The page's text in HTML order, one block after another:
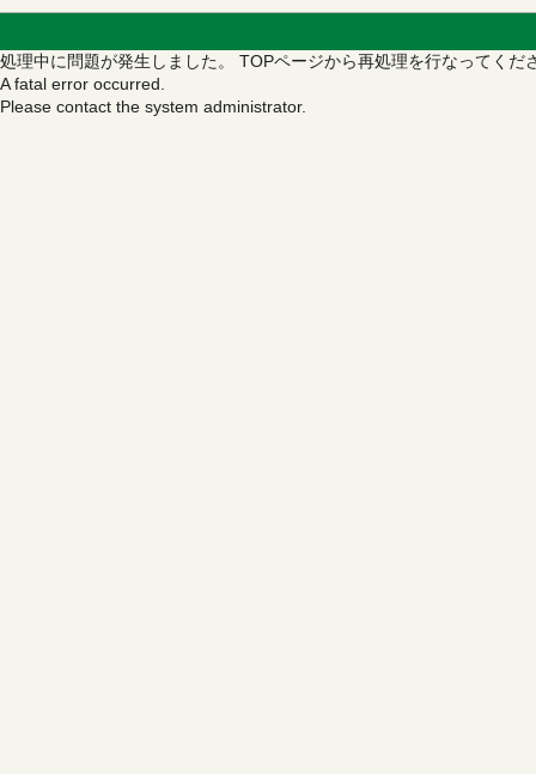
処理中に問題が発生しました。 TOPページから再処理を行なってくだ
A fatal error occurred.
Please contact the system administrator.